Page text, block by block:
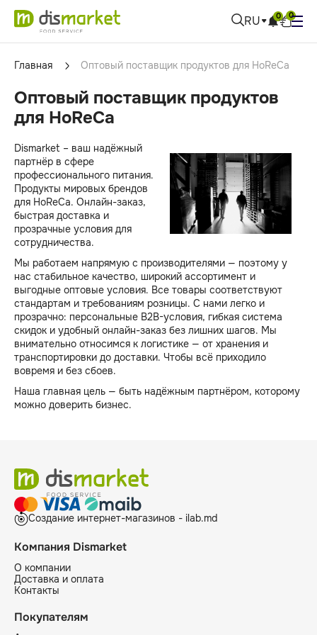
RU 0 0
Главная Оптовый поставщик продуктов для HoReCa
Оптовый поставщик продуктов
для HoReCa
Dismarket – ваш надёжный
партнёр в сфере
профессионального питания.
Продукты мировых брендов
для HoReCa. Онлайн-заказ,
быстрая доставка и
прозрачные условия для
сотрудничества.
Мы работаем напрямую с производителями — поэтому у
нас стабильное качество, широкий ассортимент и
выгодные оптовые условия. Все товары соответствуют
стандартам и требованиям розницы. С нами легко и
прозрачно: персональные B2B-условия, гибкая система
скидок и удобный онлайн-заказ без лишних шагов. Мы
внимательно относимся к логистике — от хранения и
транспортировки до доставки. Чтобы всё приходило
вовремя и без сбоев.
Наша главная цель — быть надёжным партнёром, которому
можно доверить бизнес.
Создание интернет-магазинов - ilab.md
Компания Dismarket
О компании
Доставка и оплата
Контакты
Покупателям